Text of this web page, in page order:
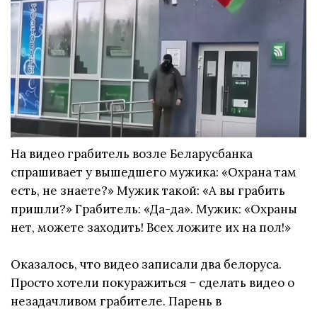
На видео грабитель возле Беларусбанка
спрашивает у вышедшего мужика: «Охрана там
есть, не знаете?» Мужик такой: «А вы грабить
пришли?» Грабитель: «Да-да». Мужик: «Охраны
нет, можете заходить! Всех ложите их на пол!»
Оказалось, что видео записали два белоруса.
Просто хотели покуражиться − сделать видео о
незадачливом грабителе. Парень в